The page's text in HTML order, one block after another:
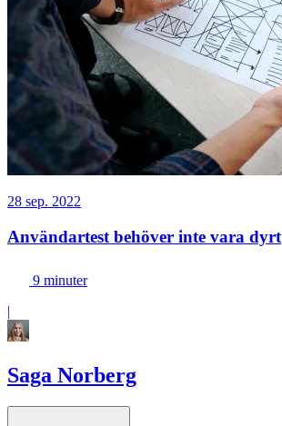
28 sep. 2022
Användartest behöver inte vara dyrt
9 minuter
|
Saga Norberg